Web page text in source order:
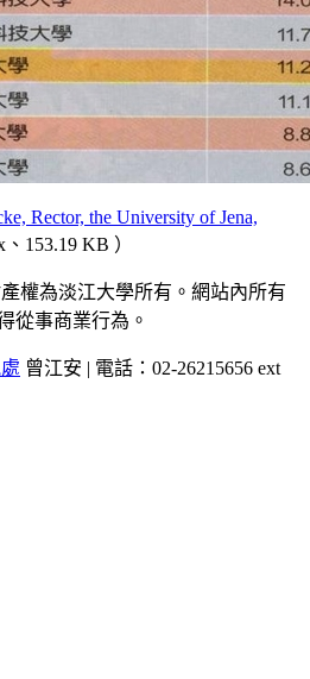
Rector, the University of Jena,
、153.19 KB ）
權為淡江大學所有。網站內所有
從事商業行為。
曾江安 | 電話：02-26215656 ext